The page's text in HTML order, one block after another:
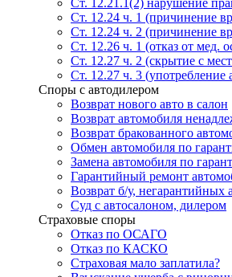
Ст. 12.21.1(2) нарушение
Ст. 12.24 ч. 1 (причинение
Ст. 12.24 ч. 2 (причинение
Ст. 12.26 ч. 1 (отказ от мед.
Ст. 12.27 ч. 2 (скрытие с
Ст. 12.27 ч. 3
Споры с автодилером
Возврат нового авто в салон
Возврат автомобиля
Возврат бракованного
Обмен автомобиля по
Замена автомобиля по
Гарантийный ремонт
Возврат б/у, негарантийных
Суд с автосалоном, дилером
Страховые споры
Отказ по ОСАГО
Отказ по КАСКО
Страховая мало заплатила?